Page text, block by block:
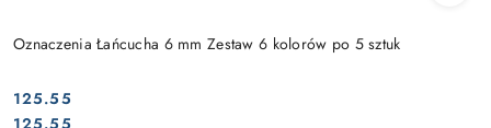
Oznaczenia Łańcucha 6 mm Zestaw 6 kolorów po 5 sztuk
125.55
Cena: